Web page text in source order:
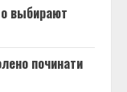
выбирают
починати